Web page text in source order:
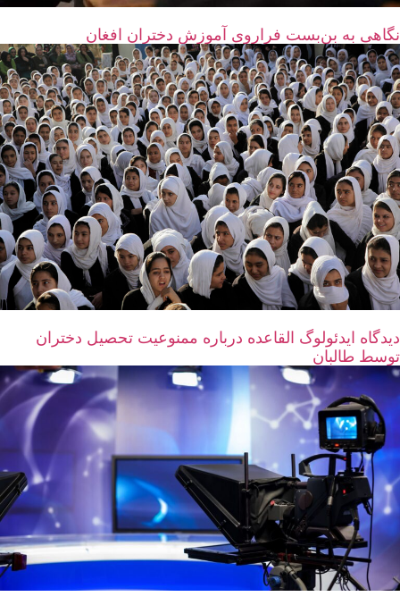
نگاهی به بن‌بست فراروی آموزش دختران افغان
دیدگاه‌ ایدئولوگ القاعده درباره ممنوعیت تحصیل دختران
توسط طالبان